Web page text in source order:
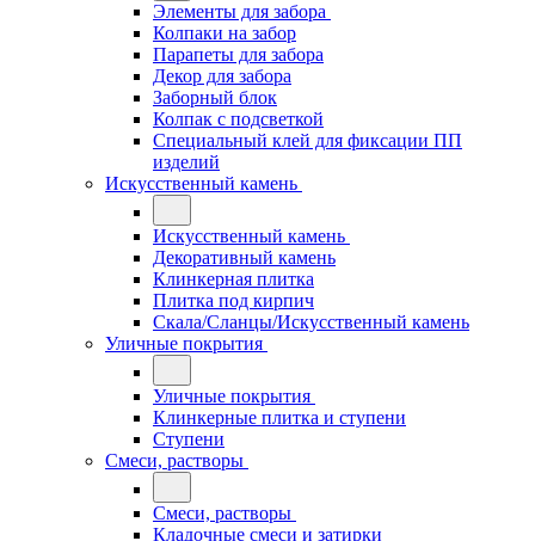
Элементы для забора
Колпаки на забор
Парапеты для забора
Декор для забора
Заборный блок
Колпак с подсветкой
Специальный клей для фиксации ПП
изделий
Искусственный камень
Искусственный камень
Декоративный камень
Клинкерная плитка
Плитка под кирпич
Скала/Сланцы/Искусственный камень
Уличные покрытия
Уличные покрытия
Клинкерные плитка и ступени
Ступени
Смеси, растворы
Смеси, растворы
Кладочные смеси и затирки